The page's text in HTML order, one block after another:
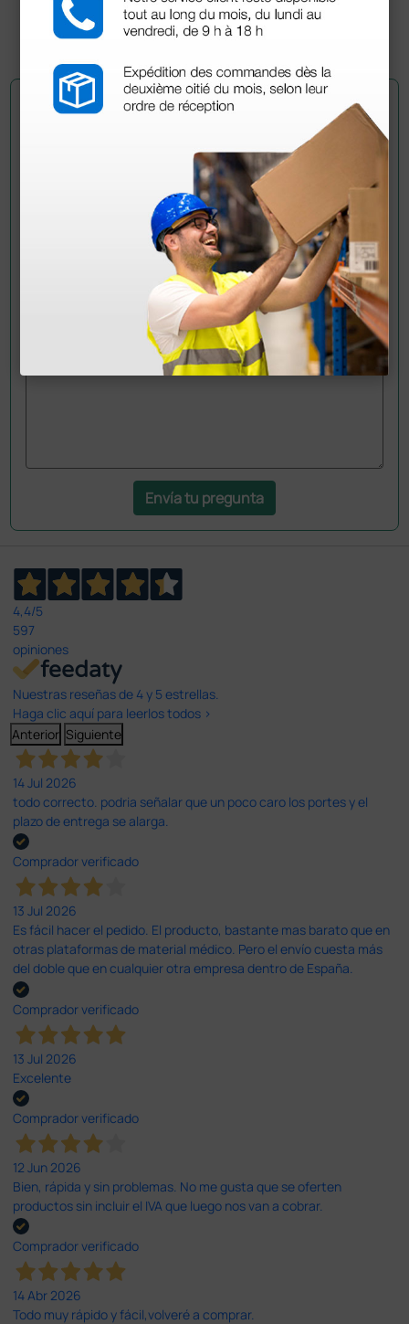
(Precio sin IVA)
Pregúntale a un colega
¿Todavía tienes alguna duda? ¿Necesitas más
Envía ahora mismo tu pregunta a los colegas que ya
han adquirido este producto.
Envía tu pregunta
4,4/5
597
opiniones
Nuestras reseñas de 4 y 5 estrellas.
Haga clic aquí para leerlos todos >
Anterior Siguiente
14 Jul 2026
todo correcto. podria señalar que un poco caro los portes y el
plazo de entrega se alarga.
Comprador verificado
13 Jul 2026
Es fácil hacer el pedido. El producto, bastante mas barato que en
otras plataformas de material médico. Pero el envío cuesta más
del doble que en cualquier otra empresa dentro de España.
Comprador verificado
13 Jul 2026
Excelente
Comprador verificado
12 Jun 2026
Bien, rápida y sin problemas. No me gusta que se oferten
productos sin incluir el IVA que luego nos van a cobrar.
Comprador verificado
14 Abr 2026
Todo muy rápido y fácil,volveré a comprar.